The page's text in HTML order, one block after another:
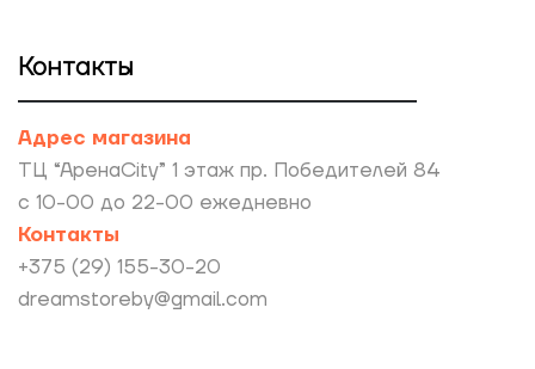
Контакты
Адрес магазина
ТЦ “АренаCity” 1 этаж пр. Победителей 84
с 10-00 до 22-00 ежедневно
Контакты
+375 (29) 155-30-20
dreamstoreby@gmail.com